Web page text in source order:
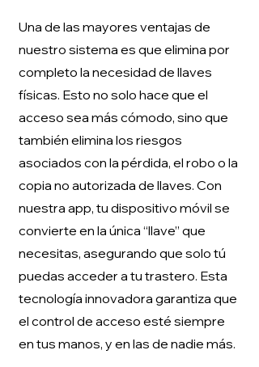
Una de las mayores ventajas de
nuestro sistema es que elimina por
completo la necesidad de llaves
físicas. Esto no solo hace que el
acceso sea más cómodo, sino que
también elimina los riesgos
asociados con la pérdida, el robo o la
copia no autorizada de llaves. Con
nuestra app, tu dispositivo móvil se
convierte en la única “llave” que
necesitas, asegurando que solo tú
puedas acceder a tu trastero. Esta
tecnología innovadora garantiza que
el control de acceso esté siempre
en tus manos, y en las de nadie más.